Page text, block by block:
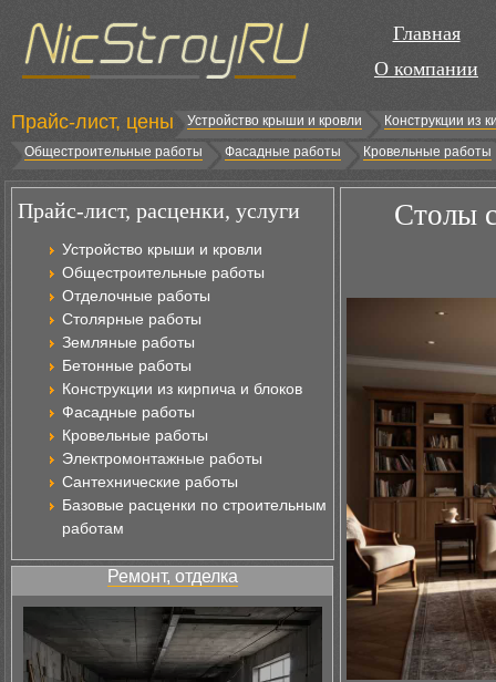
Главная
О компании
Прайс-лист, цены Устройство крыши и кровли
Конструкции из
Общестроительные работы
Фасадные работы Кровельные работы
Прайс-лист, расценки, услуги
Устройство крыши и кровли
Общестроительные работы
Отделочные работы
Столярные работы
Земляные работы
Бетонные работы
Конструкции из кирпича и блоков
Фасадные работы
Кровельные работы
Электромонтажные работы
Сантехнические работы
Базовые расценки по строительным
работам
Ремонт, отделка
Столы